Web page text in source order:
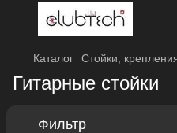
Каталог Стойки,
Гитарные стойки
Фильтр